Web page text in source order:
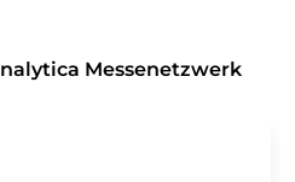
Messenetzwerk